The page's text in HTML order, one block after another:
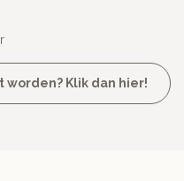
worden? Klik dan hier!